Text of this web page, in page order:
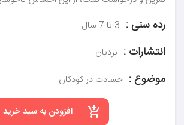
رده سنی : 3 تا 7 سال
انتشارات : نردبان
موضوع : حسادت در کودکان
افزودن به سبد خرید